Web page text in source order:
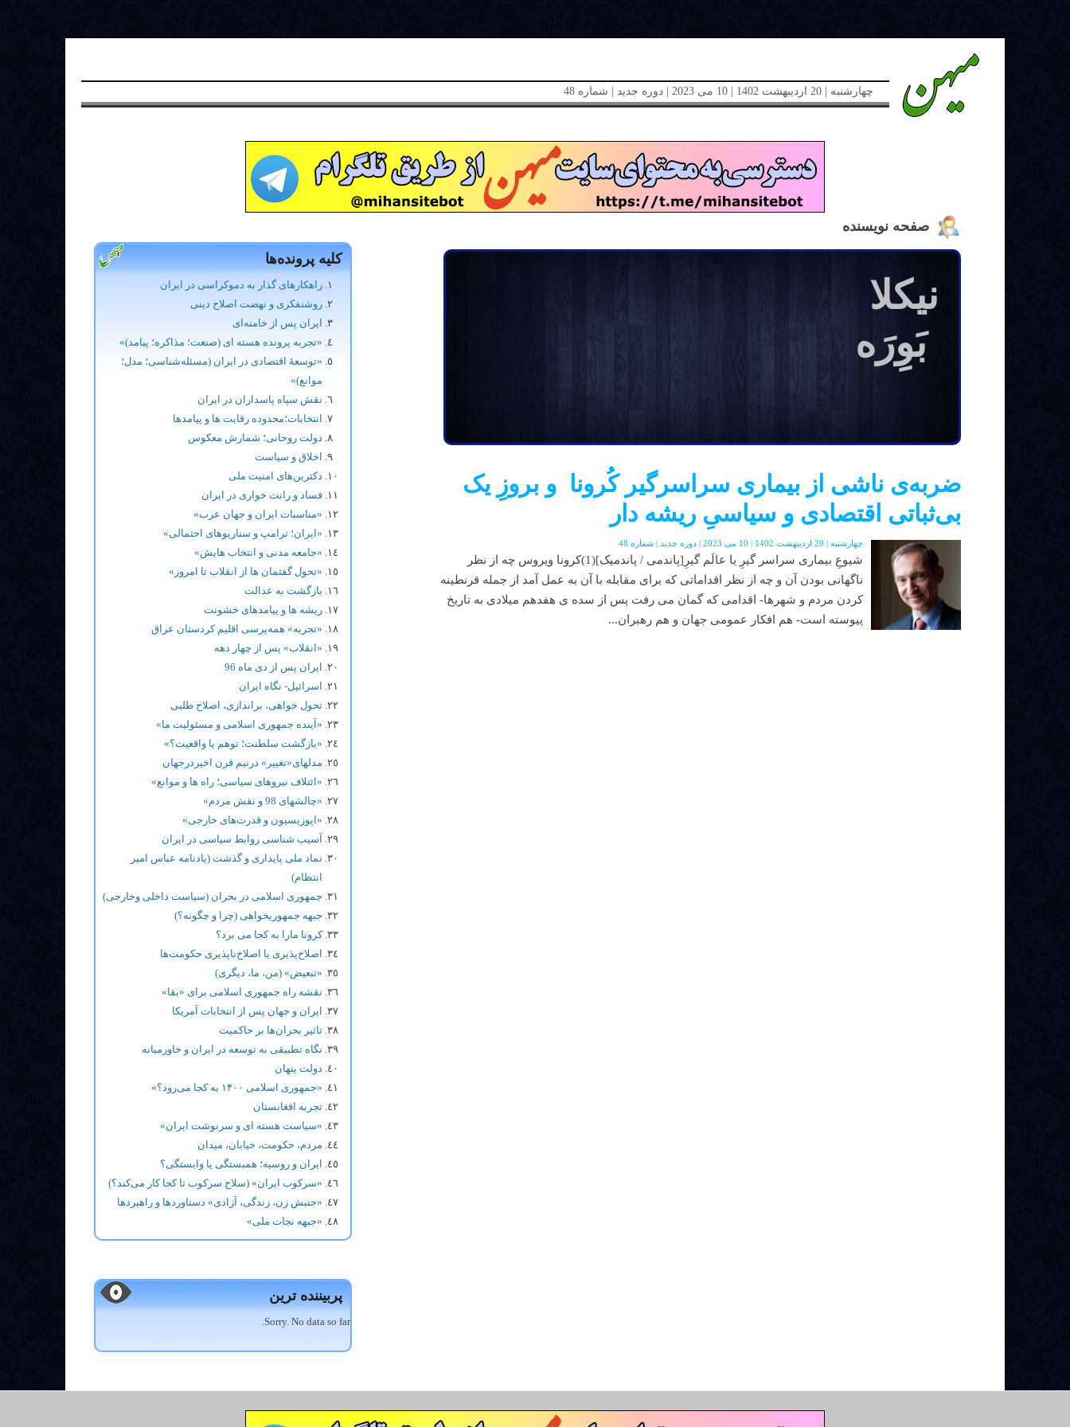
چهارشنبه | 20 اردیبهشت 1402 | 10 می 2023 | دوره جدید | شماره 48
صفحه نویسنده
نیکلا
بَوِرَه
ضربه‌ی ناشی از بیماری سراسرگیر کُرونا و بروزِ یک
بی‌ثباتی اقتصادی و سیاسیِ ریشه دار
چهارشنبه | 20 اردیبهشت 1402 | 10 می 2023 | دوره جدید | شماره 48
شیوعِ بیماری سراسر گیرِ یا عالَم گیرِ[پاندمی / پاندمیک](1)کرونا ویروس چه از نظر
ناگهانی بودن آن و چه از نظر اقداماتی که برای مقابله با آن به عمل آمد از جمله قرنطینه
کردن مردم و شهرها- اقدامی که گمان می رفت پس از سده ی هفدهم میلادی به تاریخ
پیوسته است- هم افکار عمومی جهان و هم رهبران...
کلیه پرونده‌ها
راهکارهای گذار به دموکراسی در ایران
روشنفکری و نهضت اصلاح دینی
ایران پس از خامنه‌ای
«تجربه پرونده هسته ای (صنعت؛ مذاکره؛ پیامد)»
«توسعۀ اقتصادی در ایران (مسئله‌شناسی؛ مدل؛
موانع)»
نقش سپاه پاسداران در ایران
انتخابات؛محدوده رقابت ها و پيامدها
دولت روحانی؛ شمارش معکوس
اخلاق و سیاست
دکترین‌های امنیت ملی
فساد و رانت خواری در ایران
«مناسبات ایران و جهان عرب»
«ایران؛ ترامپ و سناریوهای احتمالی»
«جامعه مدنی و انتخاب هایش»
«تحول گفتمان ها از انقلاب تا امروز»
بازگشت به عدالت
ریشه ها و پیامدهای خشونت
«تجربه» همه‌پرسی اقلیم کردستان عراق
«انقلاب» پس از چهار دهه
ایران پس از دی ماه 96
اسرائیل- نگاه ایران
تحول خواهی، براندازی، اصلاح طلبی
«آینده جمهوری اسلامی و مسئولیت ما»
«بازگشت سلطنت؛ توهم یا واقعیت؟»
مدلهای«تغییر» درنیم قرن اخیردرجهان
«ائتلاف نیروهای سیاسی؛ راه ها و موانع»
«چالشهای 98 و نقش مردم»
«اپوزیسیون و قدرت‌های خارجی»
آسیب شناسی روابط سیاسی در ایران
نماد ملی پایداری و گذشت (یادنامه عباس امیر
انتظام)
جمهوری اسلامی در بحران (سیاست داخلی وخارجی)
جبهه جمهوریخواهی (چرا و چگونه؟)
کرونا مارا به کجا می برد؟
اصلاح‌پذیری یا اصلاح‌ناپذیری حکومت‌ها
«تبعیض» (من، ما، دیگری)
نقشه راه جمهوری اسلامی برای «بقا»
ایران و جهان پس از انتخابات آمریکا
تاثیر بحران‌ها بر حاکمیت
نگاه تطبیقی به توسعه در ایران و خاورمیانه
دولت پنهان
«جمهوری اسلامی ۱۴۰۰ به کجا می‌رود؟»
تجربه افغانستان
«سیاست هسته ای و سرنوشت ایران»
مردم، حکومت، خیابان، میدان
ایران و روسیه؛ همبستگی یا وابستگی؟
«سرکوب ایران» (سلاح سرکوب تا کجا کار می‌کند؟)
«جنبش زن، زندگی، آزادی» دستاوردها و راهبردها
«جبهه نجات ملی»
پربیننده ترین
Sorry. No data so far.